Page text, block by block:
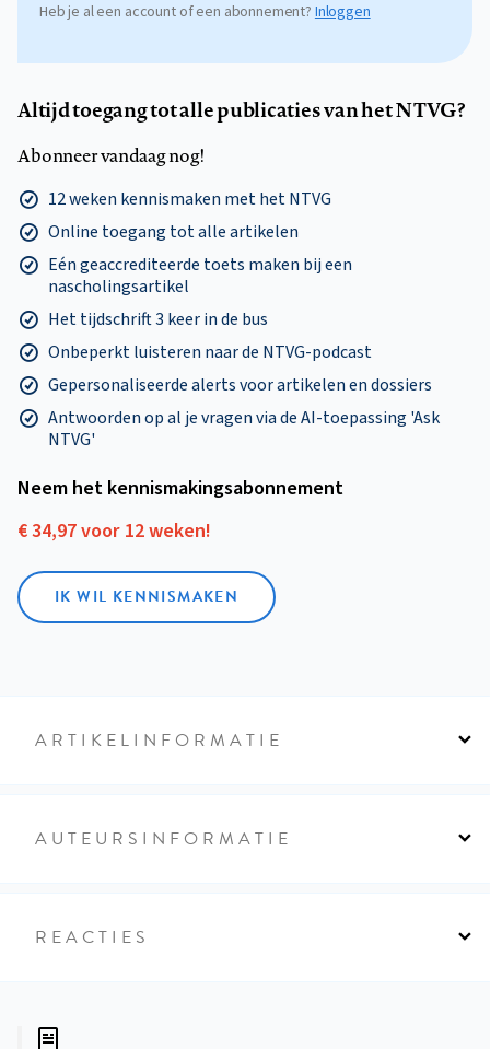
Heb je al een account of een abonnement?Inloggen
Altijd toegang tot alle publicaties van het NTVG?
Abonneer vandaag nog!
12 weken kennismaken met het NTVG
Online toegang tot alle artikelen
Eén geaccrediteerde toets maken bij een
nascholingsartikel
Het tijdschrift 3 keer in de bus
Onbeperkt luisteren naar de NTVG-podcast
Gepersonaliseerde alerts voor artikelen en dossiers
Antwoorden op al je vragen via de AI-toepassing 'Ask
NTVG'
Neem het kennismakings­abonnement
€ 34,97 voor 12 weken!
IK WIL KENNISMAKEN
ARTIKELINFORMATIE
AUTEURSINFORMATIE
REACTIES